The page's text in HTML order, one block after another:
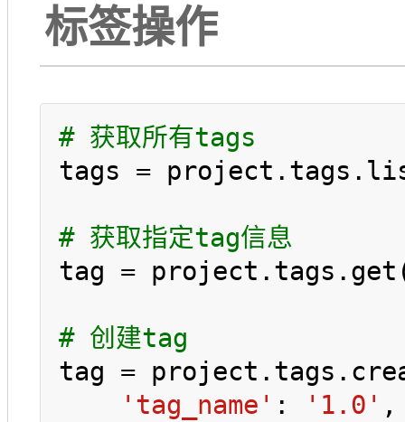
标签操作
# 获取所有tags
tags =
# 获取指定tag信息
tag =
# 创建tag
tag =
'tag_name' : '1.0' ,